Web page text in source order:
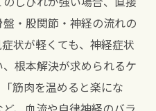
・股関節・神経の流れの
状が軽くても、神経症状
根本解決が求められるケ
筋肉を温めると楽にな